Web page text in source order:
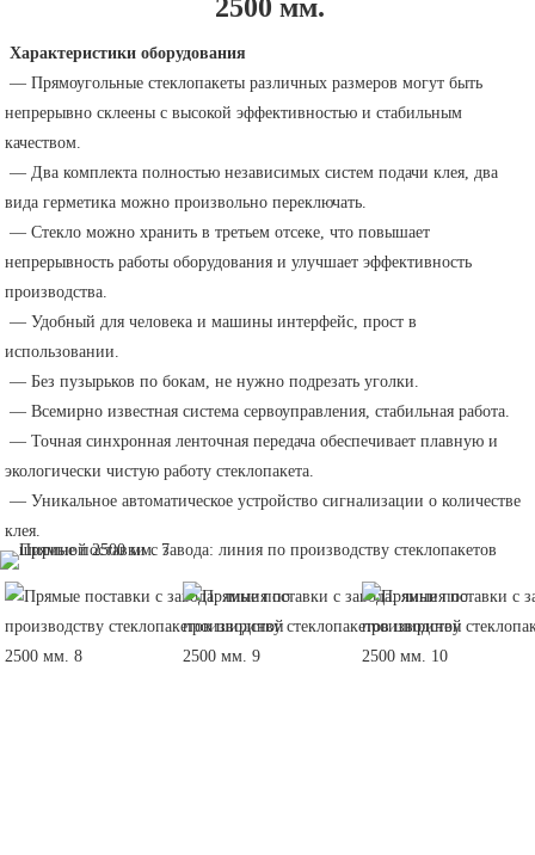
2500 мм.
Характеристики оборудования
непрерывно склеены с высокой эффективностью и стабильным
качеством.
вида герметика можно произвольно переключать.
непрерывность работы оборудования и улучшает эффективность
производства.
использовании.
— Без пузырьков по бокам, не нужно подрезать уголки.
— Всемирно известная система сервоуправления, стабильная работа.
экологически чистую работу стеклопакета.
клея.